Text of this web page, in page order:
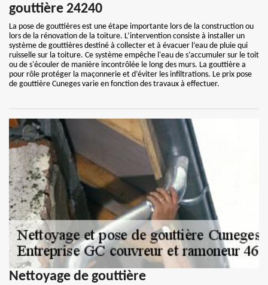
gouttière 24240
La pose de gouttières est une étape importante lors de la construction ou
lors de la rénovation de la toiture. L’intervention consiste à installer un
système de gouttières destiné à collecter et à évacuer l’eau de pluie qui
ruisselle sur la toiture. Ce système empêche l'eau de s’accumuler sur le toit
ou de s'écouler de manière incontrôlée le long des murs. La gouttière a
pour rôle protéger la maçonnerie et d’éviter les infiltrations. Le prix pose
de gouttière Cuneges varie en fonction des travaux à effectuer.
Nettoyage de gouttière